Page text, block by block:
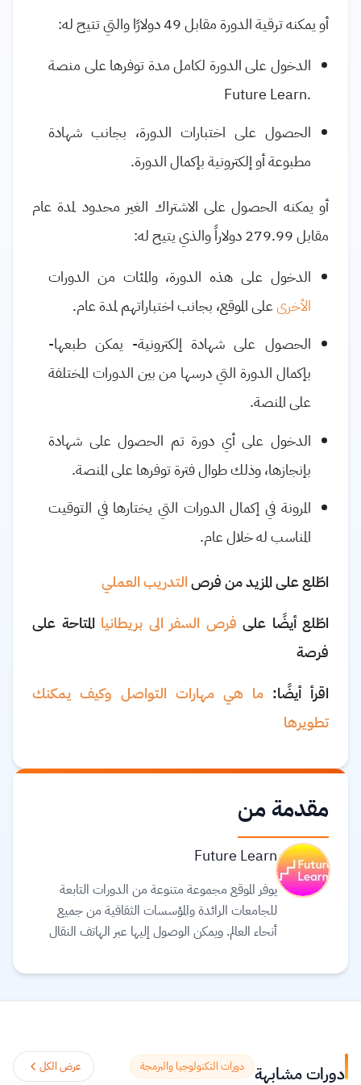
أو يمكنه ترقية الدورة مقابل 49 دولارًا والتي تتيح له:
الدخول على الدورة لكامل مدة توفرها على منصة
Future Learn.
الحصول على اختبارات الدورة، بجانب شهادة
مطبوعة أو إلكترونية بإكمال الدورة.
أو يمكنه الحصول على الاشتراك الغير محدود لمدة عام
مقابل 279.99 دولاراً والذي يتيح له:
الدخول على هذه الدورة، والمئات من الدورات
الأخرىعلى الموقع، بجانب اختباراتهم لمدة عام.
الحصول على شهادة إلكترونية- يمكن طبعها-
بإكمال الدورة التي درسها من بين الدورات المختلفة
على المنصة.
الدخول على أي دورة تم الحصول على شهادة
بإنجازها، وذلك طوال فترة توفرها على المنصة.
المرونة في إكمال الدورات التي يختارها في التوقيت
المناسب له خلال عام.
اطّلع على المزيد من فرصالتدريب العملي
اطّلع أيضًا على فرص السفر الى بريطانيا المتاحة على
فرصة
اقرأ أيضًا: ما هي مهارات التواصل وكيف يمكنك
تطويرها
مقدمة من
Future Learn
يوفر الموقع مجموعة متنوعة من الدورات التابعة
للجامعات الرائدة والمؤسسات الثقافية من جميع
أنحاء العالم. ويمكن الوصول إليها عبر الهاتف النقال
يمكنك توفيق التعليم في حياتك. يعتقد القائمون على
يساعدك على اكتشافات جديدة وتشكيل أفكار
جديدة.اقرأ المزيد. دورات مشابهة دورات التكنولوجيا والبرمجة عرض الكل